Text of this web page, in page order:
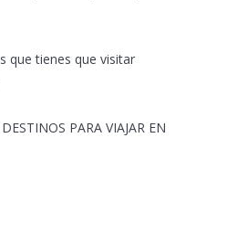
que tienes que visitar
PARA VIAJAR EN